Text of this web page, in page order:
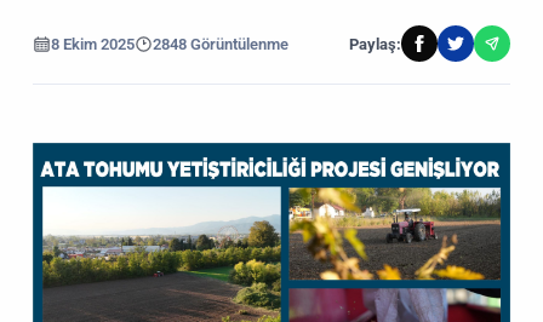
8 Ekim 2025 2848 Görüntülenme Paylaş: